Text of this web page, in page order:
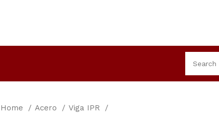
Home Acero Viga IPR